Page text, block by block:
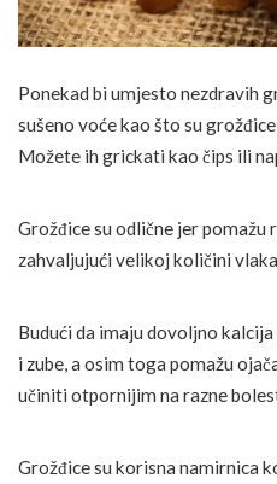
Ponekad bi umjesto nezdravih
sušeno voće kao što su
Možete ih grickati kao čips ili
Grožđice su odlične jer
zahvaljujući velikoj količini
Budući da imaju dovoljno
i zube, a osim toga pomažu
učiniti otpornijim na razne
Grožđice su korisna namirnica